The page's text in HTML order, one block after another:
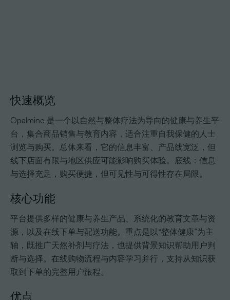
快速概览
Opalmine 是一个以自然与整体疗法为导向的健康与养生平
台，集合商品销售与教育内容，适合注重自我保健的人士
浏览与购买。总体来看，它的信息丰富、产品线宽泛，但
线下店面有限与地区供应可能影响购买体验。底线：信息
与选择充足，购买便捷，但可见性与可得性存在局限。
核心功能
平台提供多样的健康与养生产品、系统化的教育文章与资
源，以及在线下单与配送功能。重点是以“整体健康”为主
轴，既推广天然补剂与疗法，也提供背景知识帮助用户判
断与选择。在线购物流程与内容学习并行，支持从知识获
取到下单的完整用户旅程。